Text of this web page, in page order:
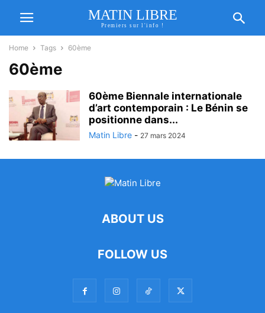
MATIN LIBRE
Premiers sur l'info !
Home Tags 60ème
60ème
60ème Biennale internationale
d’art contemporain : Le Bénin se
positionne dans...
Matin Libre - 27 mars 2024
ABOUT US
FOLLOW US